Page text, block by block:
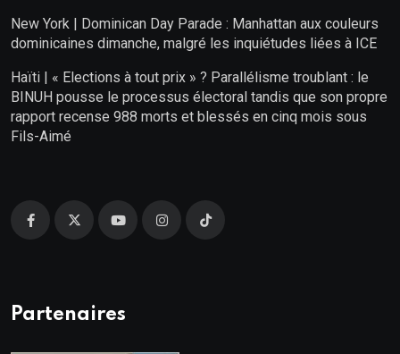
New York | Dominican Day Parade : Manhattan aux couleurs
dominicaines dimanche, malgré les inquiétudes liées à ICE
Haïti | « Elections à tout prix » ? Parallélisme troublant : le
BINUH pousse le processus électoral tandis que son propre
rapport recense 988 morts et blessés en cinq mois sous
Fils-Aimé
Partenaires